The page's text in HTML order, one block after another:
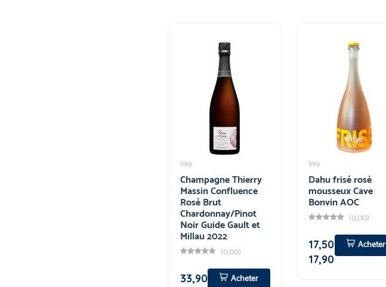
Vins
Champagne Thierry
Massin Confluence
Rosé Brut
Chardonnay/Pinot
Noir Guide Gault et
Millau 2022
(0,00)
33,90
Acheter
Vins
Dahu frisé rosé
mousseux Cave
Bonvin AOC
(0,00)
17,50
17,90
Acheter